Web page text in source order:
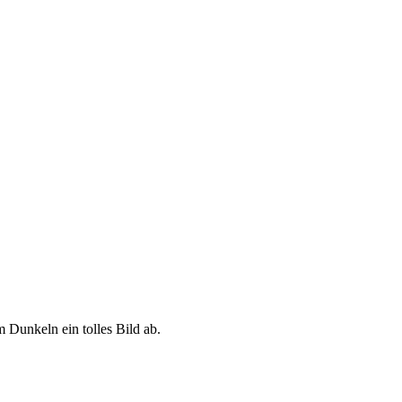
Dunkeln ein tolles Bild ab.